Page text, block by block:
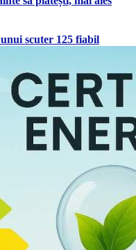
scuter 125 fiabil